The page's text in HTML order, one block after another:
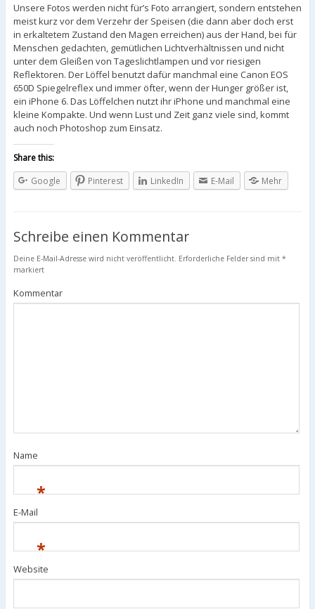
Unsere Fotos werden nicht für’s Foto arrangiert, sondern entstehen
meist kurz vor dem Verzehr der Speisen (die dann aber doch erst
in erkaltetem Zustand den Magen erreichen) aus der Hand, bei für
Menschen gedachten, gemütlichen Lichtverhältnissen und nicht
unter dem Gleißen von Tageslichtlampen und vor riesigen
Reflektoren. Der Löffel benutzt dafür manchmal eine Canon EOS
650D Spiegelreflex und immer öfter, wenn der Hunger größer ist,
ein iPhone 6. Das Löffelchen nutzt ihr iPhone und manchmal eine
kleine Kompakte. Und wenn Lust und Zeit ganz viele sind, kommt
auch noch Photoshop zum Einsatz.
Share this:
Google
Pinterest LinkedIn E-Mail Mehr
Schreibe einen Kommentar
Deine E-Mail-Adresse wird nicht veröffentlicht. Erforderliche Felder sind mit *
markiert
Kommentar
Name
*
E-Mail
*
Website